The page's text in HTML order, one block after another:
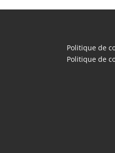
Politique de
Politique de